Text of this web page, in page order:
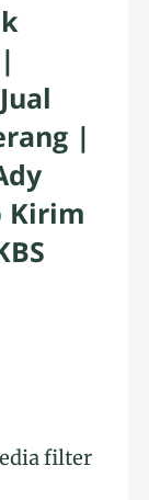
|
Kirim
filter